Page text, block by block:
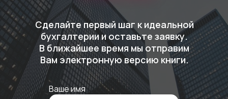
Сделайте первый шаг к идеальной
бухгалтерии и оставьте заявку.
В ближайшее время мы отправим
Вам электронную версию книги.
Ваше имя